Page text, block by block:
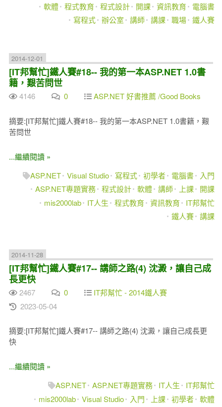
軟體 程式教育 程式設計 開課 資訊教育
電腦書
寫程式 辦公室 講師 講課 職場 鐵人賽
2014-12-01
[IT邦幫忙]鐵人賽#18-- 我的第一本ASP.NET 1.0書
籍，艱苦問世
4146 0 ASP.NET 好書推薦 /Good Books
摘要:[IT邦幫忙]鐵人賽#18-- 我的第一本ASP.NET 1.0書籍，艱
苦問世
...繼續閱讀 »
ASP.NET Visual Studio 寫程式 初學者 電腦書
入門
ASP.NET專題實務 程式設計 軟體 講師 上課
開課
mis2000lab
IT人生 程式教育 資訊教育
IT邦幫忙
鐵人賽 講課
2014-11-28
[IT邦幫忙]鐵人賽#17-- 講師之路(4) 沈澱，讓自己成
長更快
2467 0
IT邦幫忙 - 2014鐵人賽
2023-05-04
摘要:[IT邦幫忙]鐵人賽#17-- 講師之路(4) 沈澱，讓自己成長更
快
...繼續閱讀 »
ASP.NET ASP.NET專題實務 IT人生
IT邦幫忙
mis2000lab Visual Studio 入門 上課 初學者 軟體